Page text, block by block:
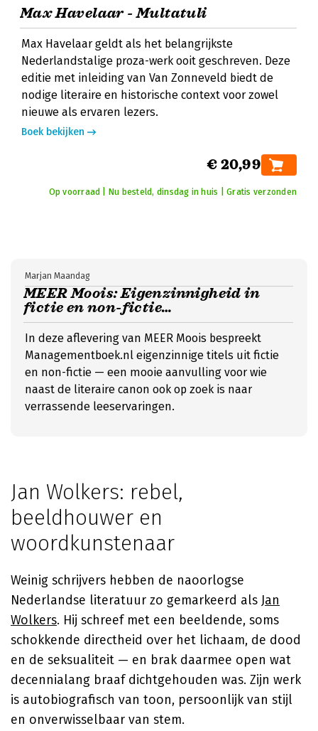
Max Havelaar - Multatuli
Max Havelaar geldt als het belangrijkste
Nederlandstalige proza-werk ooit geschreven. Deze
editie met inleiding van Van Zonneveld biedt de
nodige literaire en historische context voor zowel
nieuwe als ervaren lezers.
Boek bekijken
€ 20,99
Op voorraad | Nu besteld, dinsdag in huis | Gratis verzonden
MEER Moois: Eigenzinnigheid in
fictie en non-fictie…
Marjan Maandag
In deze aflevering van MEER Moois bespreekt
Managementboek.nl eigenzinnige titels uit fictie
en non-fictie — een mooie aanvulling voor wie
naast de literaire canon ook op zoek is naar
verrassende leeservaringen.
Jan Wolkers: rebel,
beeldhouwer en
woordkunstenaar
Weinig schrijvers hebben de naoorlogse
Nederlandse literatuur zo gemarkeerd als Jan
Wolkers. Hij schreef met een beeldende, soms
schokkende directheid over het lichaam, de dood
en de seksualiteit — en brak daarmee open wat
decennialang braaf dichtgehouden was. Zijn werk
is autobiografisch van toon, persoonlijk van stijl
en onverwisselbaar van stem.